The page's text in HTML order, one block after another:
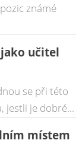
známé
učitel
se při této
jestli je dobré...
místem